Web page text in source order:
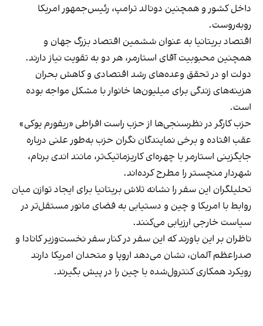
داخل کشور و همچنین دونالد ترامپ، رئیس‌جمهور امریکا
روبه‌روست.
اقتصاد بریتانیا به عنوان ششمین اقتصاد بزرگ جهان و
همچنین محبوبیت آقای استارمر، هر دو به تقویت نیاز دارند.
دولت او در تحقق وعده‌های رشد اقتصادی و کاهش بحران
هزینه‌های زندگی برای میلیون‌ها خانوار با مشکل مواجه بوده
است.
حزب کارگر در نظرسنجی‌ها از حزب راست افراطی «ریفورم یوکی»
عقب افتاده و برخی نمایندگان نگران حزب به‌طور علنی درباره
جایگزینی استارمر با چهره‌ای کاریزماتیک‌تر، مانند اندی برنام،
شهردار منچستر را مطرح کرده‌اند.
تحلیلگران این سفر را نشانه تلاش بریتانیا برای ایجاد توازن میان
روابط با امریکا و چین و دستیابی به فضای مانور مستقل‌تر در
سیاست خارجی ارزیابی می‌کنند.
ناظران بر این باورند که این سفر در کنار سفر نخست‌وزیر کانادا و
صدراعظم آلمان، نشان می‌دهد اروپا و متحدان امریکا دارند
رویکرد همکاری کنترول‌شده با چین را در پیش بگیرند.